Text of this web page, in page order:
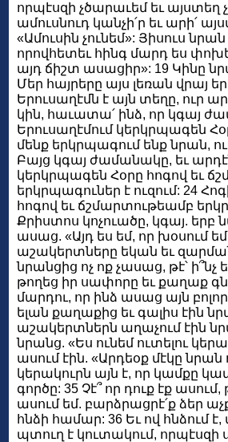
որպէսզի չծարաւեմ եւ այստեղ
ամուսնուդ կանչի՛ր եւ արի՛
«Ամուսին չունեմ»: Յիսուս
որովհետեւ հինգ մարդ ես
այդ ճիշտ ասացիր»: 19 Կինը
Մեր հայրերը այս լեռան վրայ
Երուսաղէմն է այն տեղը, ուր
կին, հաւատա՛ ինձ, որ կգայ
Երուսաղէմում կերկրպագեն
մենք երկրպագում ենք նրան,
Բայց կգայ ժամանակը, եւ
կերկրպագեն Հօրը հոգով եւ
երկրպագուներ է ուզում: 24
հոգով եւ ճշմարտութեամբ
Քրիստոս կոչուածը, կգայ. երբ
ասաց. «Այդ ես եմ, որ խօսում
աշակերտները եկան եւ
նրանցից ոչ ոք չասաց, թէ՝ ի՞նչ
թողեց իր սափորը եւ քաղաք
մարդու, որ ինձ ասաց այն
ելան քաղաքից եւ գալիս էին
աշակերտներն աղաչում էին
նրանց. «Ես ունեմ ուտելու
ասում էին. «Արդեօք մէկը նրան
կերակուրն այն է, որ կամքը
գործը: 35 Չէ՞ որ դուք էք
ասում եմ. բարձրացրէ՛ք ձեր
հնձի համար: 36 Եւ ով հնձում
պտուղ է կուտակում, որպէսզի